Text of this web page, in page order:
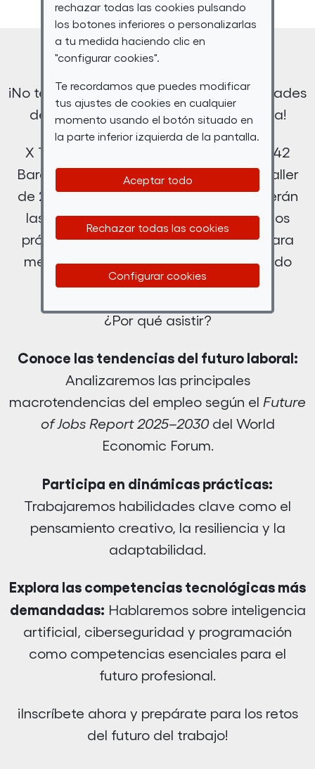
rechazar todas las cookies pulsando
los botones inferiores o personalizarlas
a tu medida haciendo clic en
"configurar cookies".
Te recordamos que puedes modificar
tus ajustes de cookies en cualquier
momento usando el botón situado en
la parte inferior izquierda de la pantalla.
Aceptar todo
Rechazar todas las cookies
Configurar cookies
Requisitos
Descripción
¡No te pierdas nuestro taller sobre habilidades
del futuro y empleabilidad tecnológica!
X Talento Digital Barcelona, junto con 42
Barcelona, te invita a participar en un taller
de 2 horas donde descubrirás cuáles serán
las habilidades más demandadas en los
próximos años y cómo desarrollarlas para
mejorar tu empleabilidad en un mercado
laboral en transformación.
¿Por qué asistir?
Conoce las tendencias del futuro laboral:
Analizaremos las principales
macrotendencias del empleo según el Future
of Jobs Report 2025–2030del World
Economic Forum.
Participa en dinámicas prácticas:
Trabajaremos habilidades clave como el
pensamiento creativo, la resiliencia y la
adaptabilidad.
Explora las competencias tecnológicas más
demandadas: Hablaremos sobre inteligencia
artificial, ciberseguridad y programación
como competencias esenciales para el
futuro profesional.
¡Inscríbete ahora y prepárate para los retos
del futuro del trabajo!